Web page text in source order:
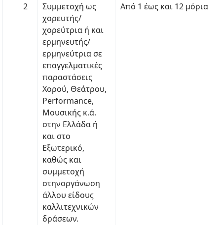
2
Συμμετοχή ως
χορευτής/
χορεύτρια ή και
ερμηνευτής/
ερμηνεύτρια σε
επαγγελματικές
παραστάσεις
Χορού, Θεάτρου,
Performance,
Μουσικής κ.ά.
στην Ελλάδα ή
και στο
Εξωτερικό,
καθώς και
συμμετοχή
στηνοργάνωση
άλλου είδους
καλλιτεχνικών
δράσεων.
Από 1 έως και 12 μόρια